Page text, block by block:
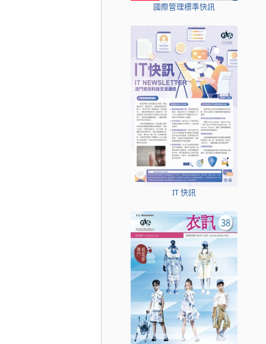
國際管理標準快訊
IT 快訊